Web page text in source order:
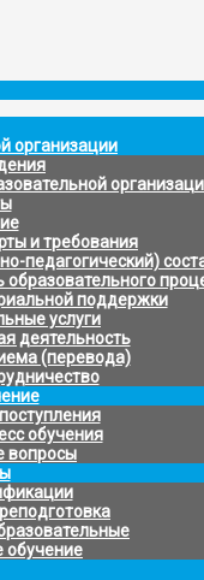
организации
и требования
педагогический)
поддержки
услуги
деятельность
(перевода)
обучения
вопросы
обучение